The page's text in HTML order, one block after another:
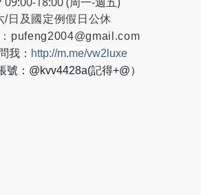
/日及國定例假日公休
pufeng2004@gmail.com
我： http://m.me/vw2luxe
號：@kvv4428a(記得+@）